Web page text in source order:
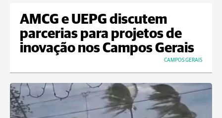
AMCG e UEPG discutem
parcerias para projetos de
inovação nos Campos Gerais
CAMPOS GERAIS